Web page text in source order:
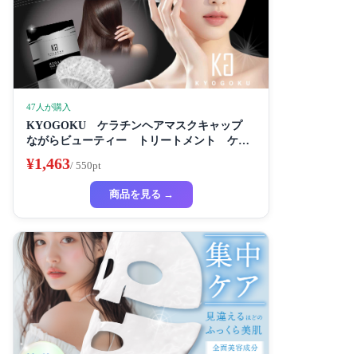
47人が購入
KYOGOKU ケラチンヘアマスクキャップ
ながらビューティー トリートメント ケラ
チン 保湿
¥1,463/ 550pt
商品を見る →